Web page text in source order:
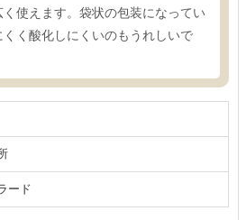
使えます。袋状の包装になってい
く酸化しにくいのもうれしいで
ード